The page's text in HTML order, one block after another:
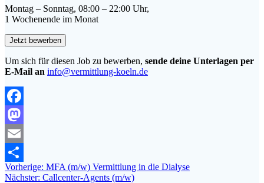
Montag – Sonntag, 08:00 – 22:00 Uhr,
1 Wochenende im Monat
Um sich für diesen Job zu bewerben, sende deine Unterlagen per
E-Mail an info@vermittlung-koeln.de
Facebook
Mastodon
Email
Teilen
Beitragsnavigation
Vorherige: Vorheriger
Beitrag:
MFA (m/w) Vermittlung in die Dialyse
Nächster: Nächster
Callcenter-Agents (m/w)